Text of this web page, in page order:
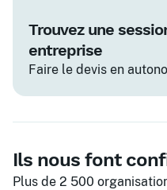
Trouvez une
entreprise
Faire le devis en
Ils nous font
Plus de 2 500